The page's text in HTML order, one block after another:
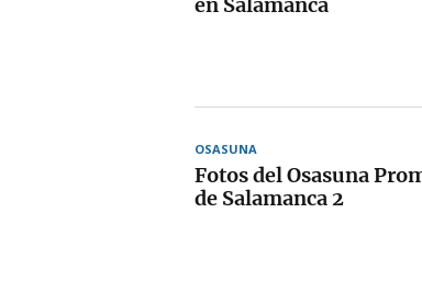
OSASUNA
Fotos del Osasuna
de Salamanca 2